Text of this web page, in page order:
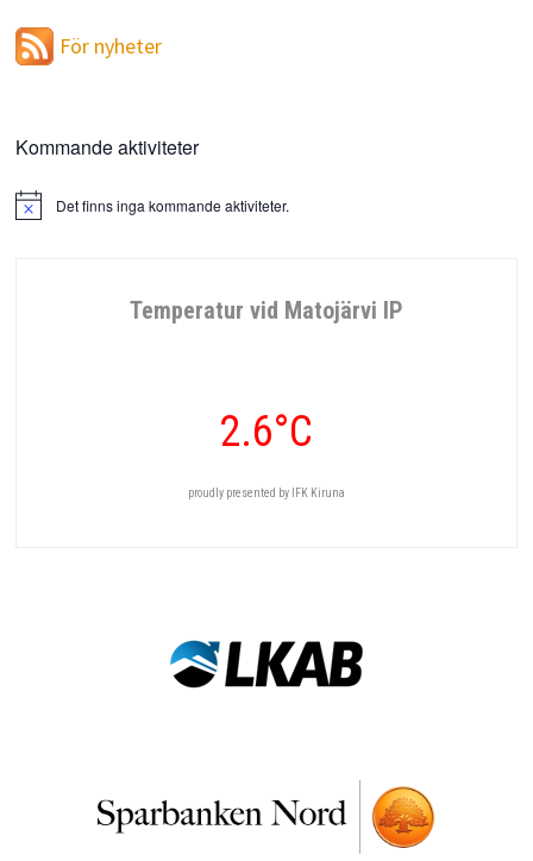
För nyheter
Kommande aktiviteter
Notis Det finns inga kommande aktiviteter.
Temperatur vid Matojärvi IP
2.6°C
proudly presented by IFK Kiruna